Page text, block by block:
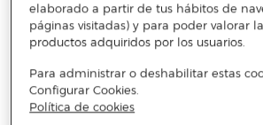
elaborado a partir de tus hábitos de
páginas visitadas) y para poder valorar
productos adquiridos por los usuarios.
Para administrar o deshabilitar estas
Configurar Cookies.
Política de cookies